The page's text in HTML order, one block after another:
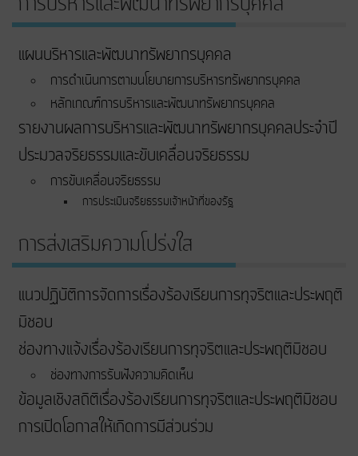
แผนบริหารและพัฒนาทรัพยากรบุคคล
การดำเนินการตามนโยบายการบริหารทรัพยากรบุคคล
หลักเกณฑ์การบริหารและพัฒนาทรัพยากรบุคคล
รายงานผลการบริหารและพัฒนาทรัพยากรบุคคลประจำปี
ประมวลจริยธรรมและขับเคลื่อนจริยธรรม
การขับเคลื่อนจริยธรรม
การประเมินจริยธรรมเจ้าหน้าที่ของรัฐ
การส่งเสริมความโปร่งใส
แนวปฏิบัติการจัดการเรื่องร้องเรียนการทุจริตและประพฤติ
มิชอบ
ช่องทางแจ้งเรื่องร้องเรียนการทุจริตและประพฤติมิชอบ
ช่องทางการรับฟังความคิดเห็น
ข้อมูลเชิงสถิติเรื่องร้องเรียนการทุจริตและประพฤติมิชอบ
การเปิดโอกาสให้เกิดการมีส่วนร่วม